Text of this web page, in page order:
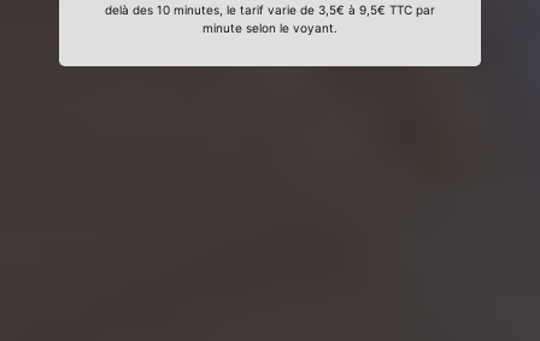
delà des 10 minutes, le tarif varie de 3,5€ à 9,5€ TTC par
minute selon le voyant.